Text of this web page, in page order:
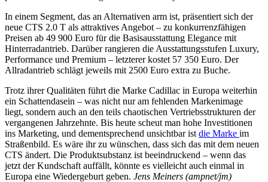
In einem Segment, das an Alternativen arm ist, präsentiert sich der
neue CTS 2.0 T als attraktives Angebot – zu konkurrenzfähigen
Preisen ab 49 900 Euro für die Basisausstattung Elegance mit
Hinterradantrieb. Darüber rangieren die Ausstattungsstufen Luxury,
Performance und Premium – letzterer kostet 57 350 Euro. Der
Allradantrieb schlägt jeweils mit 2500 Euro extra zu Buche.
Trotz ihrer Qualitäten führt die Marke Cadillac in Europa weiterhin
ein Schattendasein – was nicht nur am fehlenden Markenimage
liegt, sondern auch an den teils chaotischen Vertriebsstrukturen der
vergangenen Jahrzehnte. Bis heute scheut man hohe Investitionen
ins Marketing, und dementsprechend unsichtbar ist die Marke im
Straßenbild. Es wäre ihr zu wünschen, dass sich das mit dem neuen
CTS ändert. Die Produktsubstanz ist beeindruckend – wenn das
jetzt der Kundschaft auffällt, könnte es vielleicht auch einmal in
Europa eine Wiedergeburt geben. Jens Meiners (ampnet/jm)